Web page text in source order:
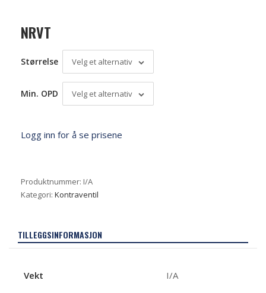
NRVT
Størrelse Velg et alternativ
Min. OPD Velg et alternativ
Logg inn for å se prisene
Produktnummer: I/A
Kategori: Kontraventil
TILLEGGSINFORMASJON
Vekt I/A